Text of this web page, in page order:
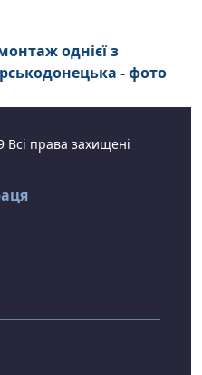
однієї з
- фото
права захищені